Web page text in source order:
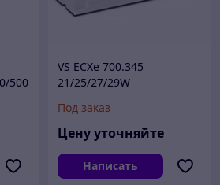
500
VS ECXe 700.345
21/25/27/29W
23-42V 97x43x30mm -
драйвер VS
Под заказ
Цену уточняйте
Написать